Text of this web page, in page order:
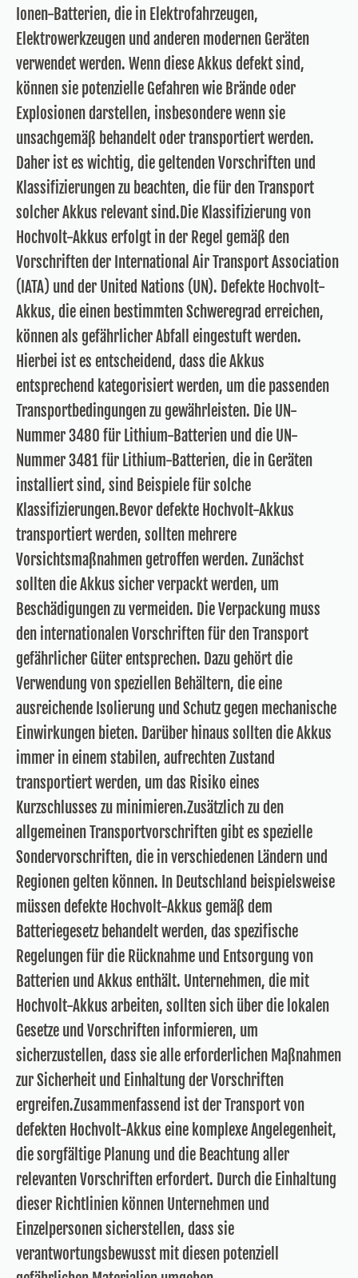
Ionen-Batterien, die in Elektrofahrzeugen,
Elektrowerkzeugen und anderen modernen Geräten
verwendet werden. Wenn diese Akkus defekt sind,
können sie potenzielle Gefahren wie Brände oder
Explosionen darstellen, insbesondere wenn sie
unsachgemäß behandelt oder transportiert werden.
Daher ist es wichtig, die geltenden Vorschriften und
Klassifizierungen zu beachten, die für den Transport
solcher Akkus relevant sind.Die Klassifizierung von
Hochvolt-Akkus erfolgt in der Regel gemäß den
Vorschriften der International Air Transport Association
(IATA) und der United Nations (UN). Defekte Hochvolt-
Akkus, die einen bestimmten Schweregrad erreichen,
können als gefährlicher Abfall eingestuft werden.
Hierbei ist es entscheidend, dass die Akkus
entsprechend kategorisiert werden, um die passenden
Transportbedingungen zu gewährleisten. Die UN-
Nummer 3480 für Lithium-Batterien und die UN-
Nummer 3481 für Lithium-Batterien, die in Geräten
installiert sind, sind Beispiele für solche
Klassifizierungen.Bevor defekte Hochvolt-Akkus
transportiert werden, sollten mehrere
Vorsichtsmaßnahmen getroffen werden. Zunächst
sollten die Akkus sicher verpackt werden, um
Beschädigungen zu vermeiden. Die Verpackung muss
den internationalen Vorschriften für den Transport
gefährlicher Güter entsprechen. Dazu gehört die
Verwendung von speziellen Behältern, die eine
ausreichende Isolierung und Schutz gegen mechanische
Einwirkungen bieten. Darüber hinaus sollten die Akkus
immer in einem stabilen, aufrechten Zustand
transportiert werden, um das Risiko eines
Kurzschlusses zu minimieren.Zusätzlich zu den
allgemeinen Transportvorschriften gibt es spezielle
Sondervorschriften, die in verschiedenen Ländern und
Regionen gelten können. In Deutschland beispielsweise
müssen defekte Hochvolt-Akkus gemäß dem
Batteriegesetz behandelt werden, das spezifische
Regelungen für die Rücknahme und Entsorgung von
Batterien und Akkus enthält. Unternehmen, die mit
Hochvolt-Akkus arbeiten, sollten sich über die lokalen
Gesetze und Vorschriften informieren, um
sicherzustellen, dass sie alle erforderlichen Maßnahmen
zur Sicherheit und Einhaltung der Vorschriften
ergreifen.Zusammenfassend ist der Transport von
defekten Hochvolt-Akkus eine komplexe Angelegenheit,
die sorgfältige Planung und die Beachtung aller
relevanten Vorschriften erfordert. Durch die Einhaltung
dieser Richtlinien können Unternehmen und
Einzelpersonen sicherstellen, dass sie
verantwortungsbewusst mit diesen potenziell